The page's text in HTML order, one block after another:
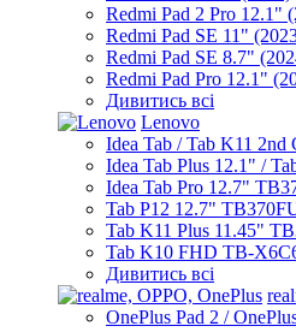
Redmi Pad 2 Pro 12.1"
Redmi Pad SE 11"
Redmi Pad SE 8.7"
Redmi Pad Pro 12.1"
Дивитись всі
Lenovo
Idea Tab / Tab K11
Idea Tab Plus 12.1" /
Idea Tab Pro 12.7"
Tab P12 12.7"
Tab K11 Plus 11.45"
Tab K10 FHD TB-
Дивитись всі
OnePlus Pad 2 /